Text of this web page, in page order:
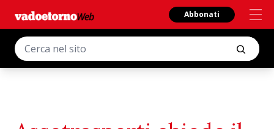
Abbonati